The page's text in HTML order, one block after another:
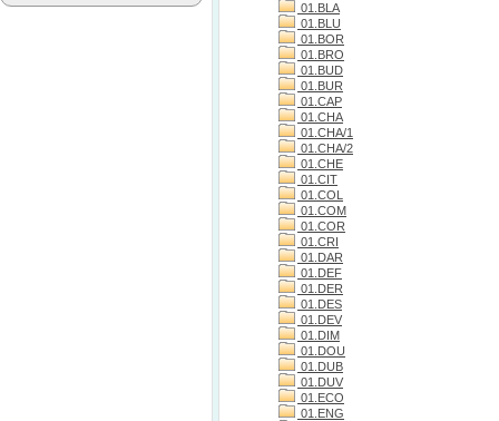
01.BLA
01.BLU
01.BOR
01.BRO
01.BUD
01.BUR
01.CAP
01.CHA
01.CHA/1
01.CHA/2
01.CHE
01.CIT
01.COL
01.COM
01.COR
01.CRI
01.DAR
01.DEF
01.DER
01.DES
01.DEV
01.DIM
01.DOU
01.DUB
01.DUV
01.ECO
01.ENG